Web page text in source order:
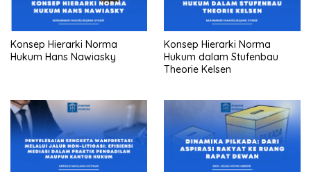
Konsep Hierarki Norma
Hukum Hans Nawiasky
Konsep Hierarki Norma
Hukum dalam Stufenbau
Theorie Kelsen